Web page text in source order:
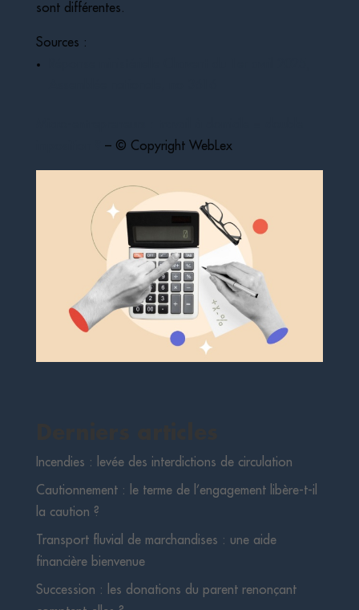
sont différentes.
Sources :
– © Copyright WebLex
Incendies : levée des interdictions de circulation
Cautionnement : le terme de l’engagement libère-t-il
la caution ?
Transport fluvial de marchandises : une aide
financière bienvenue
Succession : les donations du parent renonçant